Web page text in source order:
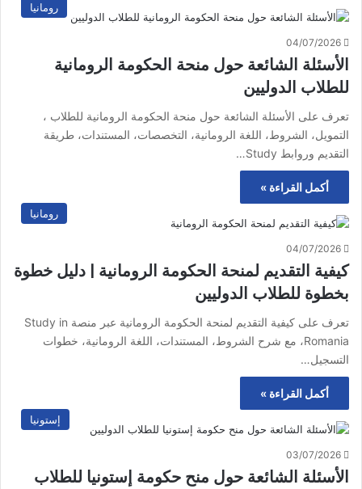
رومانيا
04/07/2026
الأسئلة الشائعة حول منحة الحكومة الرومانية
للطلاب الدوليين
تعرف على الأسئلة الشائعة حول منحة الحكومة الرومانية للطلاب ،
التمويل، الشروط، اللغة الرومانية، التخصصات، المستندات، طريقة
التقديم وروابط Study…
أكمل القراءة »
رومانيا
04/07/2026
كيفية التقديم لمنحة الحكومة الرومانية | دليل خطوة
بخطوة للطلاب الدوليين
تعرف على كيفية التقديم لمنحة الحكومة الرومانية عبر منصة Study in
Romania، مع شرح الشروط، المستندات، اللغة الرومانية، خطوات
التسجيل…
أكمل القراءة »
إستونيا
03/07/2026
الأسئلة الشائعة حول منح حكومة إستونيا للطلاب